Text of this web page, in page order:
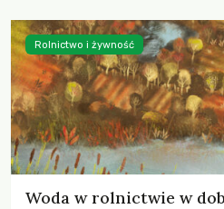
Woda w rolnictwie w
Rolnictwo i żywność